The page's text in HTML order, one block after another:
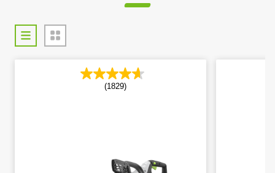
(1829)